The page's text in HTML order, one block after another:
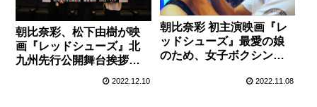
朝比奈彩、松下由樹が映
画『レッドシューズ』北
九州先行公開舞台挨拶に
2022.12.10
朝比奈彩 初主演映画『レ
ッドシューズ』最愛の娘
のため、女子ボクシング
2022.11.08